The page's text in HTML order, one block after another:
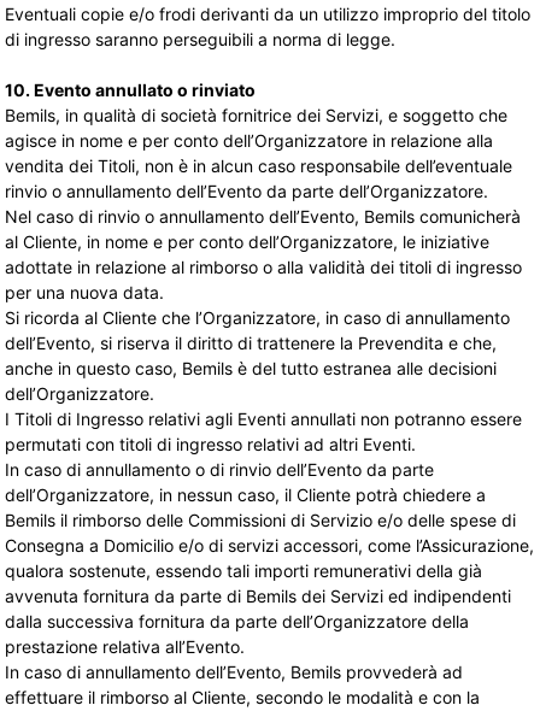
Eventuali copie e/o frodi derivanti da un utilizzo improprio del titolo
di ingresso saranno perseguibili a norma di legge.
10. Evento annullato o rinviato
Bemils, in qualità di società fornitrice dei Servizi, e soggetto che
agisce in nome e per conto dell’Organizzatore in relazione alla
vendita dei Titoli, non è in alcun caso responsabile dell’eventuale
rinvio o annullamento dell’Evento da parte dell’Organizzatore.
Nel caso di rinvio o annullamento dell’Evento, Bemils comunicherà
al Cliente, in nome e per conto dell’Organizzatore, le iniziative
adottate in relazione al rimborso o alla validità dei titoli di ingresso
per una nuova data.
Si ricorda al Cliente che l’Organizzatore, in caso di annullamento
dell’Evento, si riserva il diritto di trattenere la Prevendita e che,
anche in questo caso, Bemils è del tutto estranea alle decisioni
dell’Organizzatore.
I Titoli di Ingresso relativi agli Eventi annullati non potranno essere
permutati con titoli di ingresso relativi ad altri Eventi.
In caso di annullamento o di rinvio dell’Evento da parte
dell’Organizzatore, in nessun caso, il Cliente potrà chiedere a
Bemils il rimborso delle Commissioni di Servizio e/o delle spese di
Consegna a Domicilio e/o di servizi accessori, come l’Assicurazione,
qualora sostenute, essendo tali importi remunerativi della già
avvenuta fornitura da parte di Bemils dei Servizi ed indipendenti
dalla successiva fornitura da parte dell’Organizzatore della
prestazione relativa all’Evento.
In caso di annullamento dell’Evento, Bemils provvederà ad
effettuare il rimborso al Cliente, secondo le modalità e con la